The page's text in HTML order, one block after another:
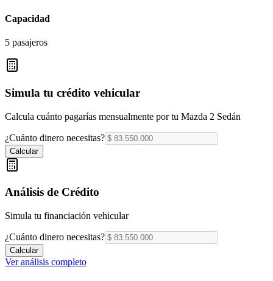
Capacidad
5 pasajeros
Simula tu crédito vehicular
Calcula cuánto pagarías mensualmente por tu Mazda 2 Sedán
¿Cuánto dinero necesitas?
Calcular
Análisis de Crédito
Simula tu financiación vehicular
¿Cuánto dinero necesitas?
Calcular
Ver análisis completo